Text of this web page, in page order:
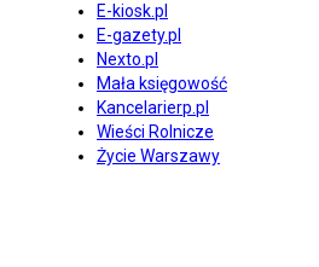
E-kiosk.pl
E-gazety.pl
Nexto.pl
Mała księgowość
Kancelarierp.pl
Wieści Rolnicze
Życie Warszawy